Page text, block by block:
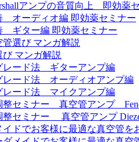
アンプの音質向上 即効薬
オーディオ編 即効薬セミナー
ギター編 即効薬セミナー
選び マンガ解説
マンガ解説
レード法 ギターアンプ編
レード法 オーディオアンプ編
レード法 マイクアンプ編
整セミナー 真空管アンプ
整セミナー 真空管アンプ
ドでお客様に最適な真空管を